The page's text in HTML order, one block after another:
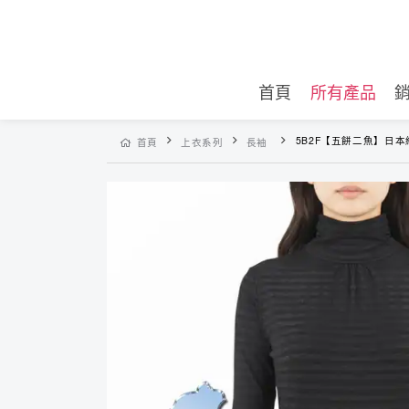
首頁 所有產品
首頁 上衣系列 長袖 5B2F【五餅二魚】日本絲